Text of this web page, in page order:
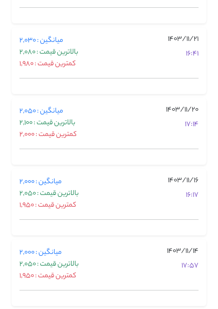
1403/11/21
16:41
میانگین : 2,030
بالاترین قیمت : 2,080
کمترین قیمت : 1,980
1403/11/20
17:14
میانگین : 2,050
بالاترین قیمت : 2,100
کمترین قیمت : 2,000
1403/11/16
16:17
میانگین : 2,000
بالاترین قیمت : 2,050
کمترین قیمت : 1,950
1403/11/14
17:57
میانگین : 2,000
بالاترین قیمت : 2,050
کمترین قیمت : 1,950